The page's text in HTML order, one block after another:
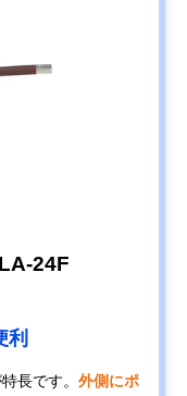
24F
利
長です。 外側にポ